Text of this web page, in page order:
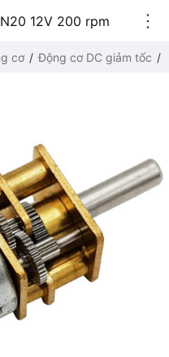
12V 200 rpm
cơ Động cơ DC giảm tốc